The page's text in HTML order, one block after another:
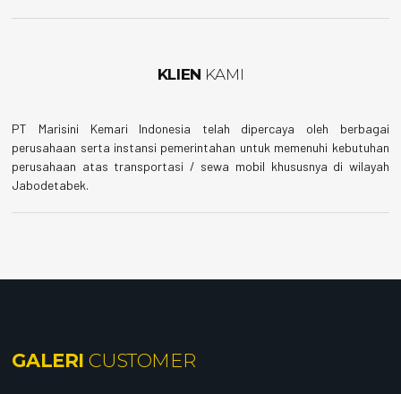
KLIEN KAMI
PT Marisini Kemari Indonesia telah dipercaya oleh berbagai
perusahaan serta instansi pemerintahan untuk memenuhi kebutuhan
perusahaan atas transportasi / sewa mobil khususnya di wilayah
Jabodetabek.
GALERI CUSTOMER